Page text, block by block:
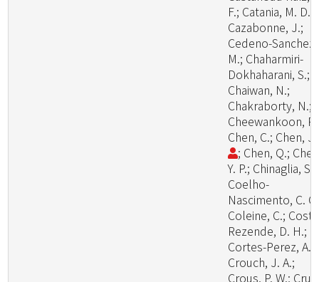
F.; Catania, M. D.,
Cazabonne, J.;
Cedeno-Sanchez,
M.; Chaharmiri-
Dokhaharani, S.;
Chaiwan, N.;
Chakraborty, N.;
Cheewankoon,
Chen, C.; Chen,
; Chen, Q.;
Y. P.; Chinaglia, S.;
Coelho-
Nascimento, C.
Coleine, C.;
Rezende, D. H.;
Cortes-Perez, A.;
Crouch, J. A.;
Crous, P. W.;